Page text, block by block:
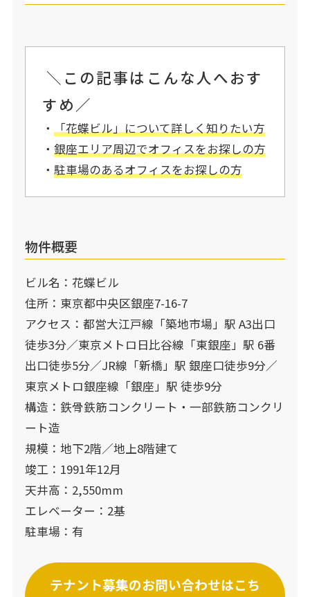
＼この記事はこんな人へおす
すめ／
・
「花蝶ビル」について詳しく知りたい方
・ 銀座エリア周辺でオフィスをお探しの方
・ 駐車場のあるオフィスをお探しの方
物件概要
ビル名：花蝶ビル
住所：東京都中央区銀座7-16-7
アクセス：都営大江戸線「築地市場」駅 A3出口
徒歩3分／東京メトロ日比谷線「東銀座」駅 6番
出口徒歩5分／JR線「新橋」駅 銀座口徒歩9分／
東京メトロ銀座線「銀座」駅 徒歩9分
構造：鉄骨鉄筋コンクリート・一部鉄筋コンクリ
ート造
規模：地下2階／地上8階建て
竣工：1991年12月
天井高：2,550mm
エレベーター：2基
駐車場​：有
テナント募集のお問い合わせはこち